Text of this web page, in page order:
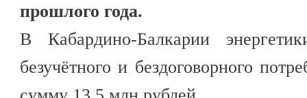
прошлого года.
В Кабардино-Балкарии
безучётного и бездоговорного